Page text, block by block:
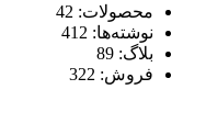
محصولات: 42
نوشته‌ها: 412
بلاگ: 89
فروش: 322